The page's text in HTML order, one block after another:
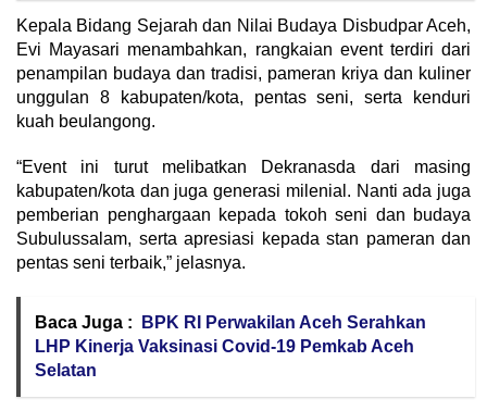
Kepala Bidang Sejarah dan Nilai Budaya Disbudpar Aceh,
Evi Mayasari menambahkan, rangkaian event terdiri dari
penampilan budaya dan tradisi, pameran kriya dan kuliner
unggulan 8 kabupaten/kota, pentas seni, serta kenduri
kuah beulangong.
“Event ini turut melibatkan Dekranasda dari masing
kabupaten/kota dan juga generasi milenial. Nanti ada juga
pemberian penghargaan kepada tokoh seni dan budaya
Subulussalam, serta apresiasi kepada stan pameran dan
pentas seni terbaik,” jelasnya.
Baca Juga :
BPK RI Perwakilan Aceh Serahkan
LHP Kinerja Vaksinasi Covid-19 Pemkab Aceh
Selatan